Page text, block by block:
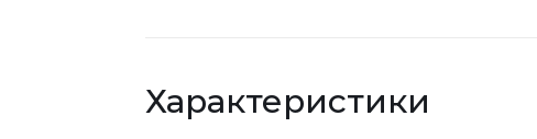
Характеристики